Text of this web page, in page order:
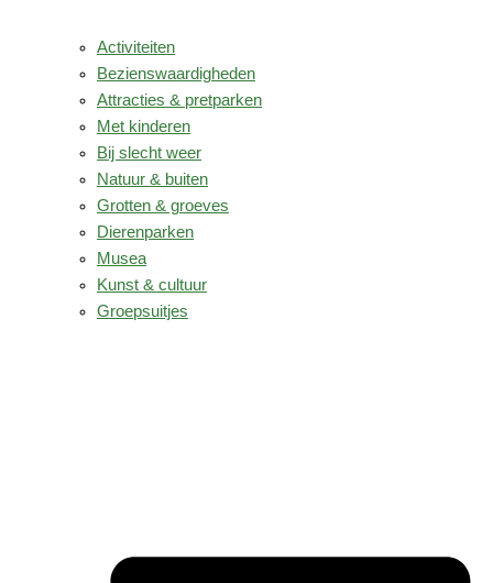
Activiteiten
Bezienswaardigheden
Attracties & pretparken
Met kinderen
Bij slecht weer
Natuur & buiten
Grotten & groeves
Dierenparken
Musea
Kunst & cultuur
Groepsuitjes